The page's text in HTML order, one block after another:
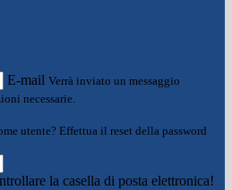
E-mail Verrà inviato un messaggio
necessarie.
utente? Effettua il reset della password
la casella di posta elettronica!